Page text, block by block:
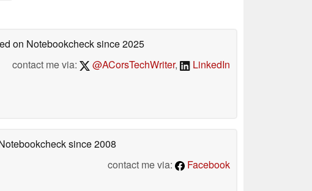
on Notebookchecksince 2025
contact me via:
@ACorsTechWriter, LinkedIn
since 2008
contact me via:
Facebook